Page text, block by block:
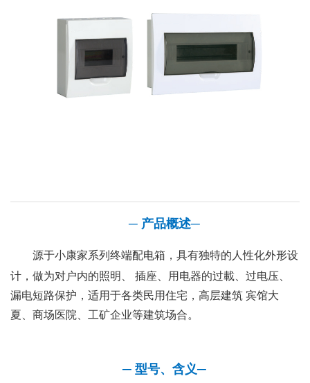
─ 产品概述─
源于小康家系列终端配电箱，具有独特的人性化外形设
计，做为对户内的照明、 插座、用电器的过載、过电压、
漏电短路保护，适用于各类民用住宅，高层建筑 宾馆大
夏、商场医院、工矿企业等建筑场合。
─ 型号、含义─